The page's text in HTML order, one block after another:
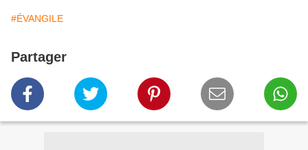
#ÉVANGILE
Partager